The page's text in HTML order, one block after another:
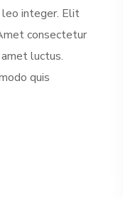
leo integer. Elit
consectetur
luctus.
quis